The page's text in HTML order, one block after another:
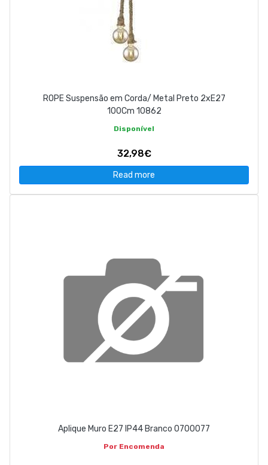
ROPE Suspensão em Corda/ Metal Preto 2xE27
100Cm 10862
Disponível
32,98€
Read more
Aplique Muro E27 IP44 Branco 0700077
Por Encomenda